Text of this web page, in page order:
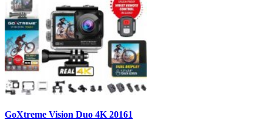
GoXtreme Vision Duo 4K 20161